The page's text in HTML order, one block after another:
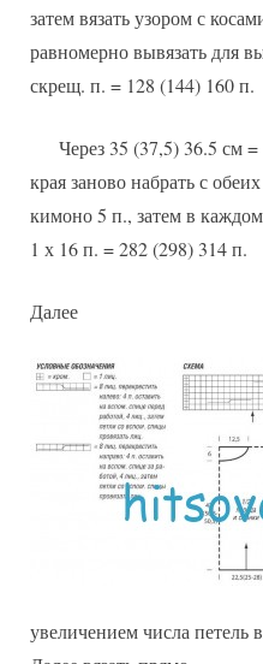
затем вязать узором с
равномерно вывязать для
скрещ. п. = 128 (144) 160 п.
Через 35 (37,5) 36.5 см
края заново набрать с
кимоно 5 п., затем в
1 х 16 п. = 282 (298) 314 п.
Далее
увеличением числа петель